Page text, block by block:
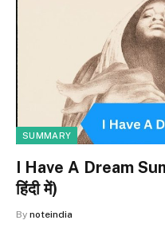
SUMMARY
I Have A Dream
हिंदी में)
By noteindia